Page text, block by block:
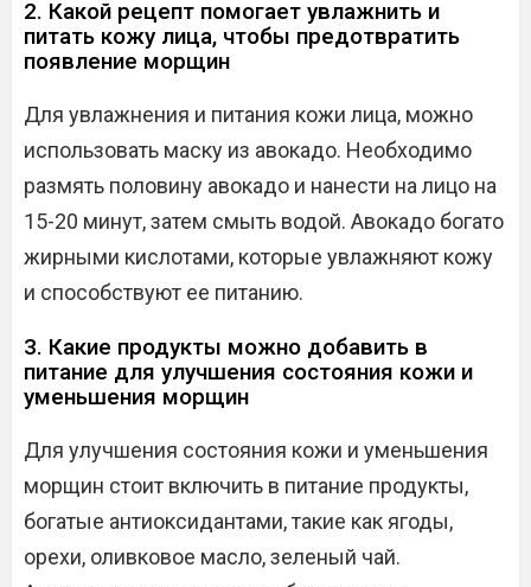
2. Какой рецепт помогает увлажнить и
питать кожу лица, чтобы предотвратить
появление морщин
Для увлажнения и питания кожи лица, можно
использовать маску из авокадо. Необходимо
размять половину авокадо и нанести на лицо на
15-20 минут, затем смыть водой. Авокадо богато
жирными кислотами, которые увлажняют кожу
и способствуют ее питанию.
3. Какие продукты можно добавить в
питание для улучшения состояния кожи и
уменьшения морщин
Для улучшения состояния кожи и уменьшения
морщин стоит включить в питание продукты,
богатые антиоксидантами, такие как ягоды,
орехи, оливковое масло, зеленый чай.